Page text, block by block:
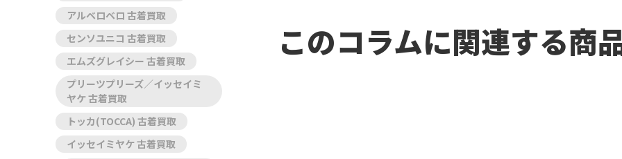
このコラムに関連する商
アルベロベロ 古着買取
センソユニコ 古着買取
エムズグレイシー 古着買取
プリーツプリーズ／イッセイミ
ヤケ 古着買取
トッカ(TOCCA) 古着買取
イッセイミヤケ 古着買取